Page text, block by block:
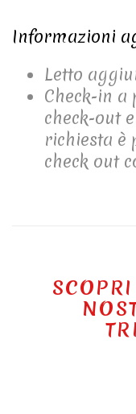
Informazioni
Letto
Check-in a
check-out
richiesta è
check out